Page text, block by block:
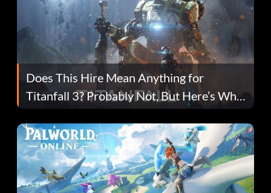
Does This Hire Mean Anything for
Titanfall 3? Probably Not, But Here’s Why
Fans Are Hopeful